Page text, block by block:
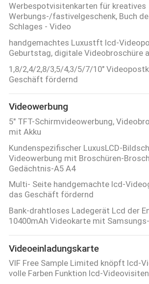
Werbespotvisitenkarten für kreatives
Werbungs-/fastivelgeschenk, Buch
Schlages - Video
handgemachtes Luxustft lcd-
Geburtstag, digitale Videobroschüre
1,8/2,4/2,8/3,5/4,3/5/7/10"
Geschäft fördernd
Videowerbung
5" TFT-Schirmvideowerbung,
mit Akku
Kundenspezifischer LuxusLCD-
Videowerbung mit Broschüren-
Gedächtnis-A5 A4
Multi- Seite handgemachte lcd-
das Geschäft fördernd
Bank-drahtloses Ladegerät Lcd der
10400mAh Videokarte mit
Videoeinladungskarte
VIF Free Sample Limited knöpft lcd-
volle Farben Funktion lcd-